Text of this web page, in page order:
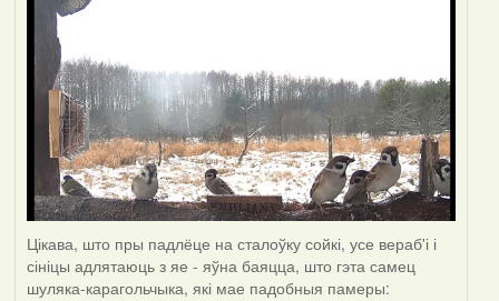
Цікава, што пры падлёце на сталоўку сойкі, усе вераб'і і
сініцы адлятаюць з яе - яўна баяцца, што гэта самец
шуляка-карагольчыка, які мае падобныя памеры: